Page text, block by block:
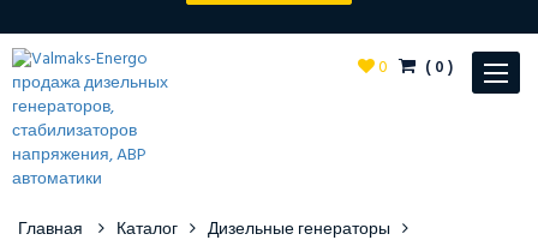
Toggle
0 (0)
Главная Каталог Дизельные генераторы